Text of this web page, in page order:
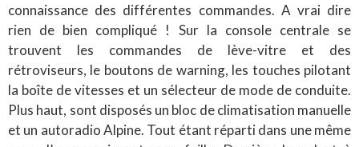
connaissance des différentes commandes. A vrai dire
rien de bien compliqué ! Sur la console centrale se
trouvent les commandes de lève-vitre et des
rétroviseurs, le boutons de warning, les touches pilotant
la boîte de vitesses et un sélecteur de mode de conduite.
Plus haut, sont disposés un bloc de climatisation manuelle
et un autoradio Alpine. Tout étant réparti dans une même